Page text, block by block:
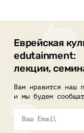
Еврейская
edutainment:
лекции,
Вам нравится наш
и мы будем